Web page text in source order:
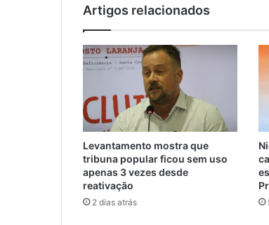
Artigos relacionados
Levantamento mostra que
tribuna popular ficou sem uso
apenas 3 vezes desde
reativação
2 dias atrás